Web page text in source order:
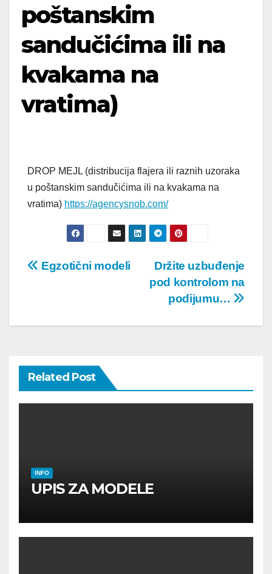
poštanskim
sandučićima ili na
kvakama na
vratima)
DROP MEJL (distribucija flajera ili raznih uzoraka
u poštanskim sandučićima ili na kvakama na
vratima) https://agencysnob.com/
Post
Držite uzbuđenje
pod kontrolom na
podijumu…
Egzotični modeli
Related Post
INFO
UPIS ZA MODELE